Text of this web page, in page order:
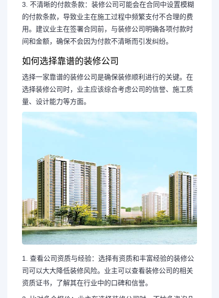
3. 不清晰的付款条款：装修公司可能会在合同中设置模糊
的付款条款，导致业主在施工过程中频繁支付不合理的费
用。建议业主在签署合同前，与装修公司明确各项付款时
间和金额，确保不会因为付款不清晰而引发纠纷。
如何选择靠谱的装修公司
选择一家靠谱的装修公司是确保装修顺利进行的关键。在
选择装修公司时，业主应该综合考虑公司的信誉、施工质
量、设计能力等方面。
1. 查看公司资质与经验：选择有资质和丰富经验的装修公
司可以大大降低装修风险。业主可以查看装修公司的相关
资质证书，了解其在行业中的口碑和信誉。